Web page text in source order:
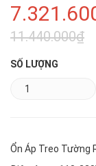
11.440.000₫
SỐ LƯỢNG
Ổn Áp Treo Tường